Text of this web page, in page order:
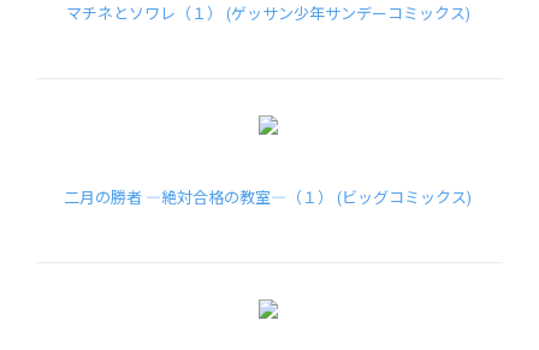
マチネとソワレ（１） (ゲッサン少年サンデーコミックス)
二月の勝者 ―絶対合格の教室―（１） (ビッグコミックス)